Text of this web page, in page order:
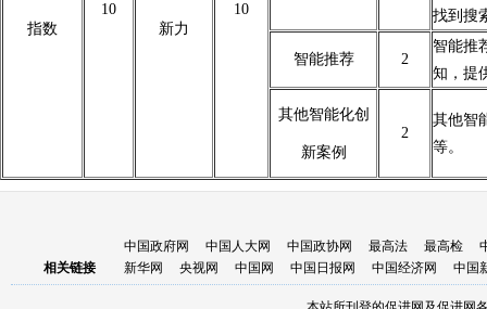
指数
10
新力
10
找到搜
智能推荐 2
智能推
知，提
其他智能化创
新案例
2
其他智
等。
相关链接
中国政府网 中国人大网 中国政协网 最高法 最高检
新华网
央视网 中国网 中国日报网 中国经济网 中国